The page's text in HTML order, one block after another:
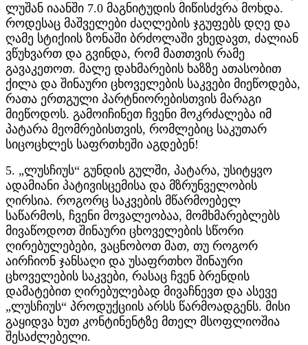
ლუშან იაანში 7.0 მაგნიტუდის მიწისძვრა მოხდა.
როდესაც მაშველები ძაღლების ჯგუფებს დღე და
ღამე სტიქიის ზონაში ბრძოლაში ვხედავთ, ძალიან
ვწუხვართ და გვინდა, რომ მათთვის რამე
გავაკეთოთ. მალე დახმარების ხაზზე ათასობით
ქილა და შინაური ცხოველების საკვები მიეწოდება,
რათა ერთგული პარტნიორებისთვის მარაგი
მიეწოდოს. გამოიჩინეთ ჩვენი მოკრძალება იმ
პატარა მეომრებისთვის, რომლებიც საკუთარ
სიცოცხლეს საფრთხეში აგდებენ!
5. „ლუსჩიუს“ გუნდის გულში, პატარა, უსიტყვო
ადამიანი პატივისცემისა და მზრუნველობის
ღირსია. როგორც საკვების მწარმოებელ
საწარმოს, ჩვენი მოვალეობაა, მომხმარებლებს
მივაწოდოთ შინაური ცხოველების სწორი
ღირებულებები, ვაცნობოთ მათ, თუ როგორ
აირჩიონ ჯანსაღი და უსაფრთხო შინაური
ცხოველების საკვები, რასაც ჩვენ ბრენდის
დამატებით ღირებულებად მივაჩნევთ და ასევე
„ლუსჩიუს“ პროდუქციის არსს წარმოადგენს. მისი
გაყიდვა ხუთ კონტინენტზე მთელ მსოფლიოშია
შესაძლებელი.